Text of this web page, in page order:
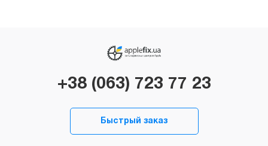
+38 (063) 723 77 23
Быстрый заказ